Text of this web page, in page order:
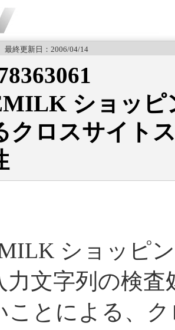
終更新日：2006/04/14
ショッピ
クロスサイト
ショッピ
力文字列の検
ことによる、